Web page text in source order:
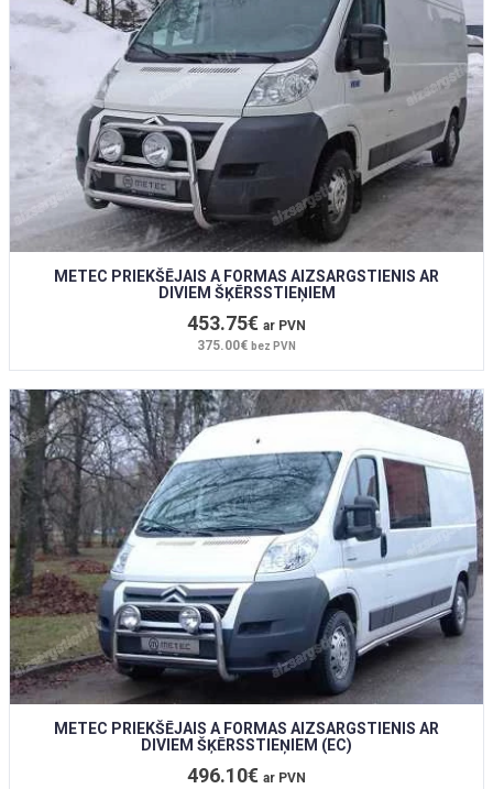
METEC PRIEKŠĒJAIS A FORMAS AIZSARGSTIENIS AR
DIVIEM ŠĶĒRSSTIEŅIEM
453.75€ ar PVN
375.00€ bez PVN
METEC PRIEKŠĒJAIS A FORMAS AIZSARGSTIENIS AR
DIVIEM ŠĶĒRSSTIEŅIEM (EC)
496.10€ ar PVN